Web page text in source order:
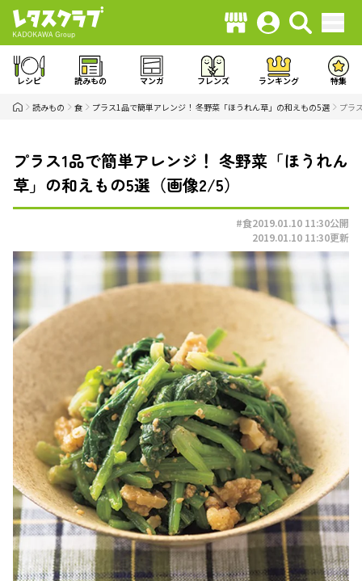
レシピ 読みもの マンガ フレンズ ランキング 特集
読みもの 食 プラス1品で簡単アレンジ！ 冬野菜「ほうれん草」の和えもの5選 プラ
プラス1品で簡単アレンジ！ 冬野菜「ほうれん
草」の和えもの5選（画像2/5）
#食2019.01.10 11:30公開
2019.01.10 11:30更新